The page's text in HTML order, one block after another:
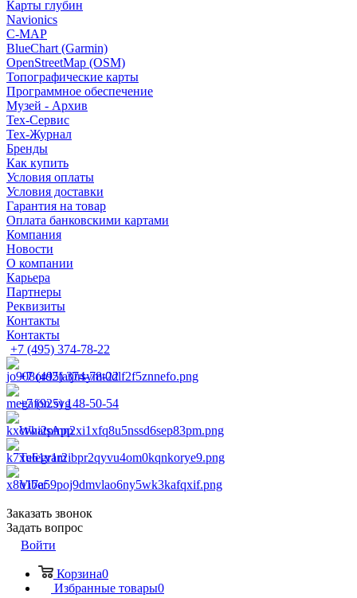
Карты глубин
Navionics
C-MAP
BlueChart (Garmin)
OpenStreetMap (OSM)
Топографические карты
Программное обеспечение
Музей - Архив
Tex-Сервис
Тех-Журнал
Бренды
Как купить
Условия оплаты
Условия доставки
Гарантия на товар
Оплата банковскими картами
Компания
Новости
О компании
Карьера
Партнеры
Реквизиты
Контакты
Контакты
+7 (495) 374-78-22
+7 (495) 374-78-22
+7 (925) 148-50-54
WhatsApp
Telegram
Viber
Заказать звонок
Задать вопрос
Войти
Корзина0
Избранные товары0